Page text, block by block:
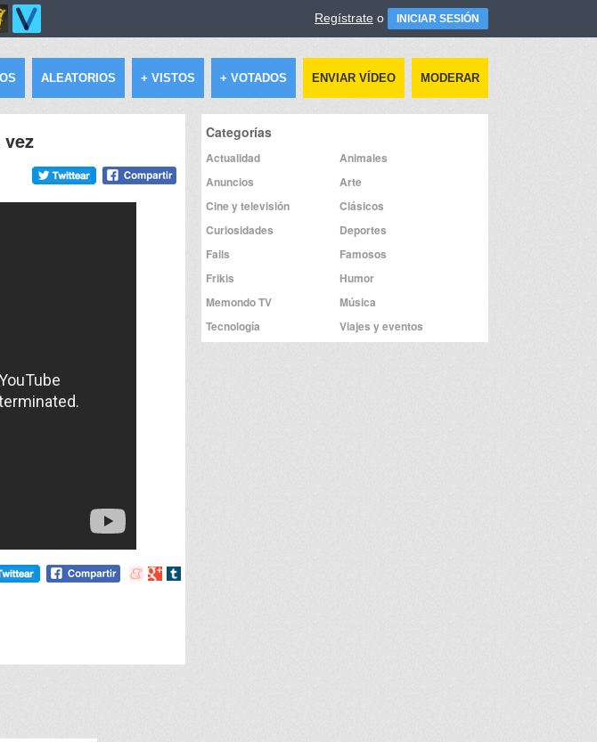
Regístrate o INICIAR SESIÓN
ALEATORIOS + VISTOS + VOTADOS ENVIAR VÍDEO MODERAR
Compartir
Compartir
Compartir
Categorías
Actualidad
Animales
Anuncios
Arte
Cine y televisión
Clásicos
Curiosidades
Deportes
Fails
Famosos
Frikis
Humor
Memondo TV
Música
Tecnología
Viajes y eventos